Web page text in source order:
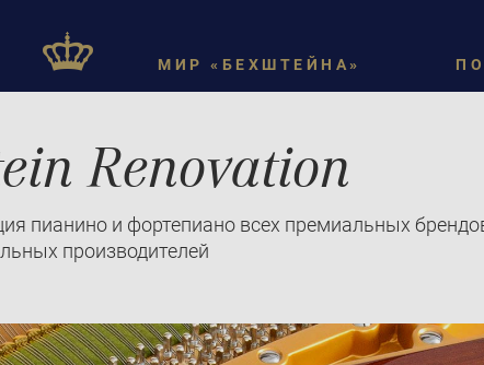
МИР «БЕХШТЕЙНА»
Renovation
пианино и фортепиано всех премиальных
производителей